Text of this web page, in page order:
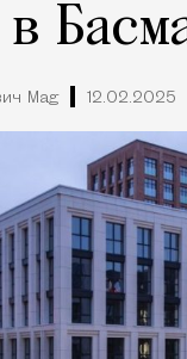
Mag 12.02.2025